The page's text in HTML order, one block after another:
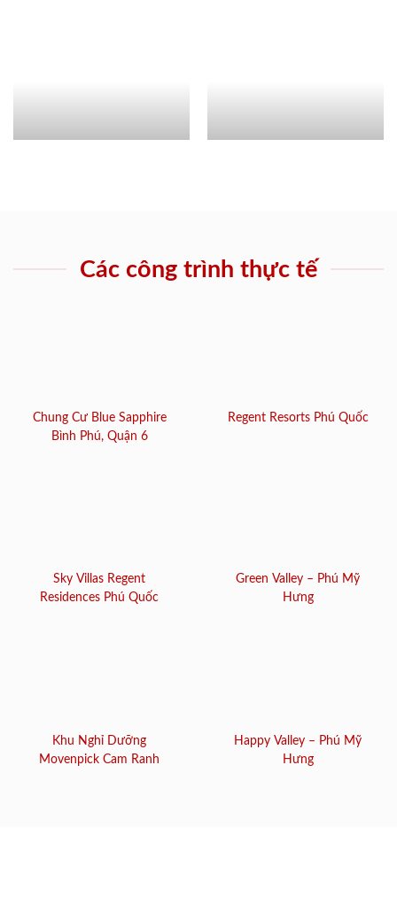
Các công trình thực tế
Chung Cư Blue Sapphire
Bình Phú, Quận 6
Regent Resorts Phú Quốc
Sky Villas Regent
Residences Phú Quốc
Green Valley – Phú Mỹ
Hưng
Khu Nghỉ Dưỡng
Movenpick Cam Ranh
Happy Valley – Phú Mỹ
Hưng